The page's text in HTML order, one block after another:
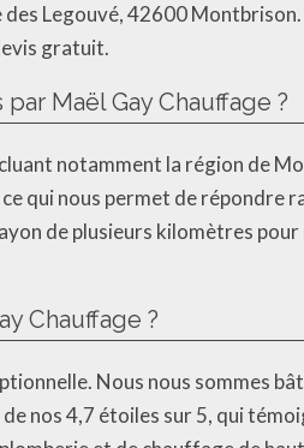
Legouvé, 42600
gratuit.
Maël Gay Chauffage ?
notamment la région de
qui nous permet de répondre
de plusieurs kilomètres
Chauffage ?
Nous nous sommes
nos 4,7 étoiles sur 5, qui